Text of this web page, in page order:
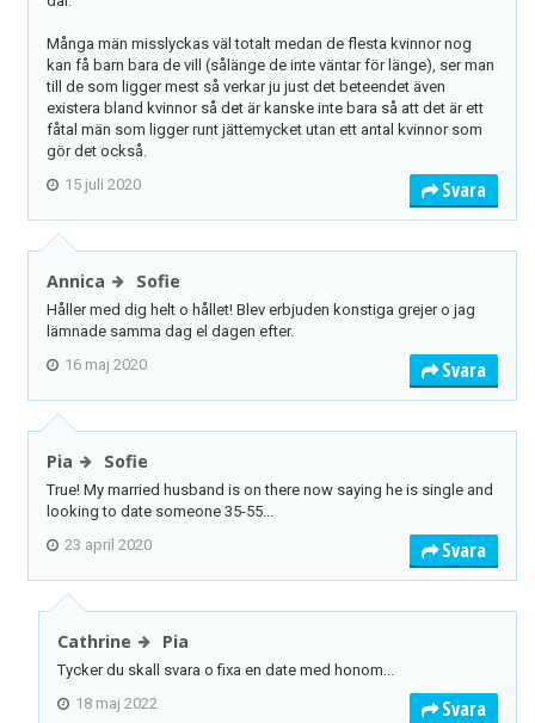
Många män misslyckas väl totalt medan de flesta kvinnor nog
kan få barn bara de vill (sålänge de inte väntar för länge), ser man
till de som ligger mest så verkar ju just det beteendet även
existera bland kvinnor så det är kanske inte bara så att det är ett
fåtal män som ligger runt jättemycket utan ett antal kvinnor som
gör det också.
15 juli 2020
Svara
Annica Sofie
Håller med dig helt o hållet! Blev erbjuden konstiga grejer o jag
lämnade samma dag el dagen efter.
16 maj 2020
Svara
Pia Sofie
True! My married husband is on there now saying he is single and
looking to date someone 35-55...
23 april 2020
Svara
Cathrine Pia
Tycker du skall svara o fixa en date med honom...
18 maj 2022
Svara